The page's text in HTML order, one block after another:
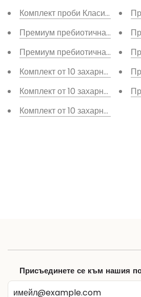
Комплект проби Класически и
Премиум пребиотична захарна
Премиум пребиотична захарна
Комплект от 10 захарни пасти
Комплект от 10 захарни пасти
Комплект от 10 захарни пасти
Присъединете се към нашия